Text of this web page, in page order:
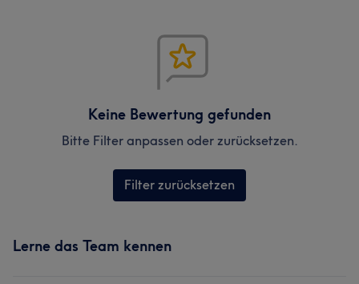
Keine Bewertung gefunden
Bitte Filter anpassen oder zurücksetzen.
Filter zurücksetzen
Lerne das Team kennen